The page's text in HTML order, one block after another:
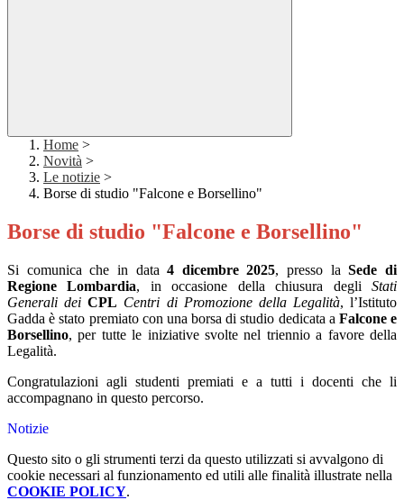
Home >
Novità >
Le notizie >
Borse di studio "Falcone e Borsellino"
Borse di studio "Falcone e Borsellino"
Si comunica che in data4 dicembre 2025, presso laSede di
Regione Lombardia, in occasione della chiusura degliStati
Generali dei CPL Centri di Promozione della Legalità, l’Istituto
Gadda è stato premiato con una borsa di studio dedicata a Falcone e
Borsellino, per tutte le iniziative svolte nel triennio a favore della
Legalità.
Congratulazioni agli studenti premiati e a tutti i docenti che li
accompagnano in questo percorso.
Notizie
Questo sito o gli strumenti terzi da questo utilizzati si avvalgono di
cookie necessari al funzionamento ed utili alle finalità illustrate nella
COOKIE POLICY.